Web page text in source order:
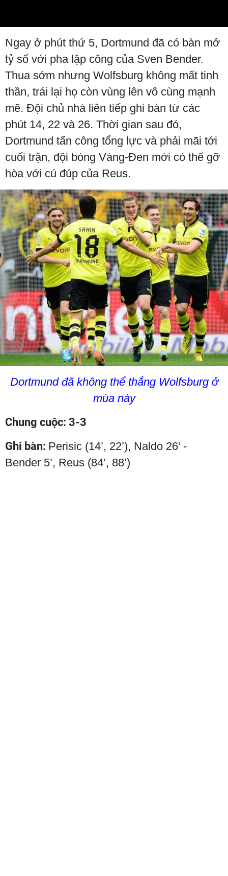
Ngay ở phút thứ 5, Dortmund đã có bàn mở
tỷ số với pha lập công của Sven Bender.
Thua sớm nhưng Wolfsburg không mất tinh
thần, trái lại họ còn vùng lên vô cùng mạnh
mẽ. Đội chủ nhà liên tiếp ghi bàn từ các
phút 14, 22 và 26. Thời gian sau đó,
Dortmund tấn công tổng lực và phải mãi tới
cuối trận, đội bóng Vàng-Đen mới có thể gỡ
hòa với cú đúp của Reus.
Dortmund đã không thể thắng Wolfsburg ở
mùa này
Chung cuộc: 3-3
Ghi bàn: Perisic (14’, 22’), Naldo 26’ -
Bender 5’, Reus (84’, 88’)